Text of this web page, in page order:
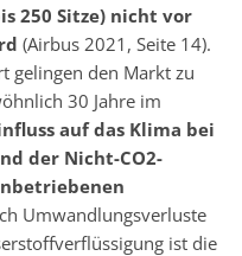
250 Sitze) nicht vor
(Airbus 2021, Seite 14).
gelingen den Markt zu
30 Jahre im
auf das Klima bei
der Nicht-CO2-
Umwandlungsverluste
ist die